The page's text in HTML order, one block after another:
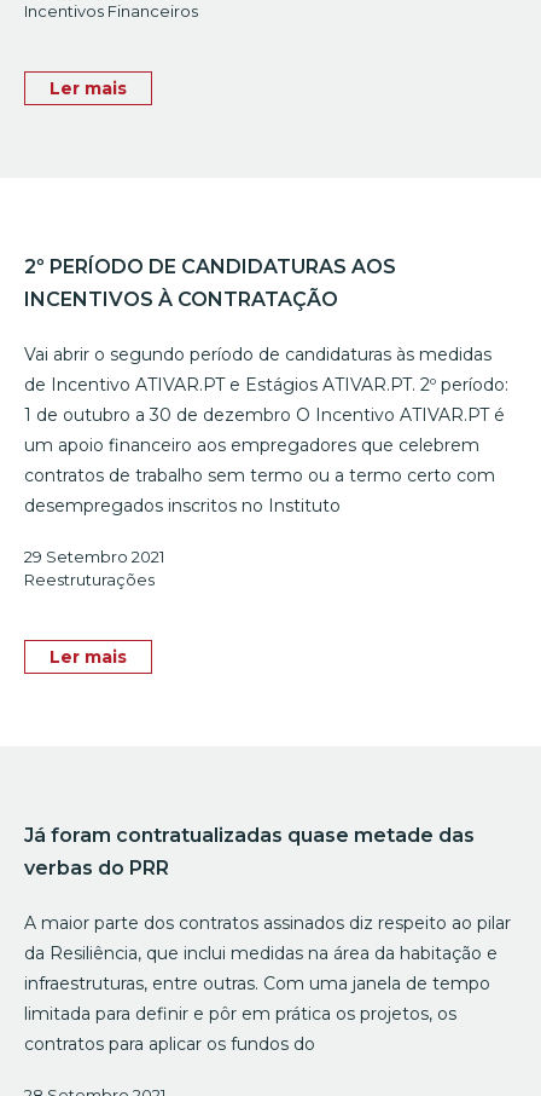
Incentivos Financeiros
Ler mais
2º PERÍODO DE CANDIDATURAS AOS
INCENTIVOS À CONTRATAÇÃO
Vai abrir o segundo período de candidaturas às medidas
de Incentivo ATIVAR.PT e Estágios ATIVAR.PT. 2º período:
1 de outubro a 30 de dezembro O Incentivo ATIVAR.PT é
um apoio financeiro aos empregadores que celebrem
contratos de trabalho sem termo ou a termo certo com
desempregados inscritos no Instituto
29 Setembro 2021
Reestruturações
Ler mais
Já foram contratualizadas quase metade das
verbas do PRR
A maior parte dos contratos assinados diz respeito ao pilar
da Resiliência, que inclui medidas na área da habitação e
infraestruturas, entre outras. Com uma janela de tempo
limitada para definir e pôr em prática os projetos, os
contratos para aplicar os fundos do